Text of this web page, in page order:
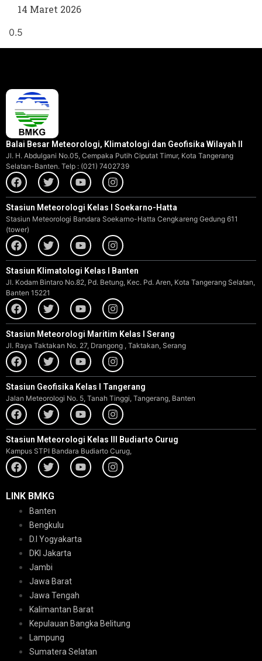
14 Maret 2026
Balai Besar Meteorologi, Klimatologi dan Geofisika Wilayah II
Jl. H. Abdulgani No.05, Cempaka Putih Ciputat Timur, Kota Tangerang
Selatan-Banten. Telp : (021) 7402739
Stasiun Meteorologi Kelas I Soekarno-Hatta
Stasiun Meteorologi Bandara Soekarno-Hatta Cengkareng Gedung 611
(tower)
Stasiun Klimatologi Kelas I Banten
Jl. Kodam Bintaro No.82, Pd. Betung, Kec. Pd. Aren, Kota Tangerang Selatan,
Banten 15221
Stasiun Meteorologi Maritim Kelas I Serang
Jl. Raya Taktakan No. 27, Drangong , Taktakan, Serang
Stasiun Geofisika Kelas I Tangerang
Jalan Meteorologi No. 5, Tanah Tinggi, Tangerang, Banten
Stasiun Meteorologi Kelas III Budiarto Curug
Kampus STPI Bandara Budiarto Curug,
LINK BMKG
Banten
Bengkulu
D.I Yogyakarta
DKI Jakarta
Jambi
Jawa Barat
Jawa Tengah
Kalimantan Barat
Kepulauan Bangka Belitung
Lampung
Sumatera Selatan